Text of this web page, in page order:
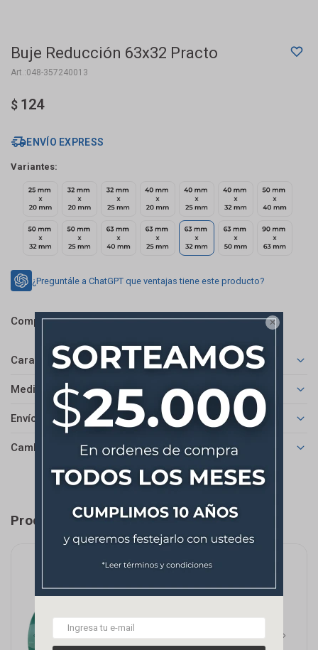

Buje Reducción 63x32 Practo
048-357240013
$ 124
ENVÍO EXPRESS
Variantes:
¿Preguntále a ChatGPT que ventajas tiene este producto?
 
Características
Medios de pago
Envíos
Cambios y Devoluciones
Productos que te pueden interesar